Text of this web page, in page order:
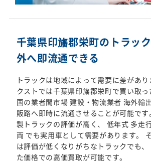
千葉県印旛郡栄町のトラッ
外へ即流通できる
トラックは地域によって需要に差があ
クストでは千葉県印旛郡栄町で買い取
国の業者間市場 建設・物流業者 海外輸
販路へ即時に流通させることが可能で
製トラックの評価が高く、 低年式 多走
両 でも実用車として需要があります。
は評価が低くなりがちなトラックでも
た価格での高価買取が可能です。